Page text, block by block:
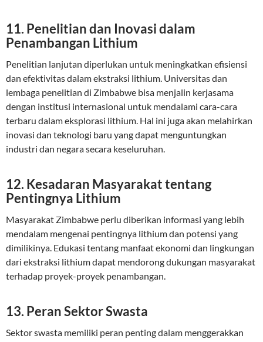
11. Penelitian dan Inovasi dalam
Penambangan Lithium
Penelitian lanjutan diperlukan untuk meningkatkan efisiensi
dan efektivitas dalam ekstraksi lithium. Universitas dan
lembaga penelitian di Zimbabwe bisa menjalin kerjasama
dengan institusi internasional untuk mendalami cara-cara
terbaru dalam eksplorasi lithium. Hal ini juga akan melahirkan
inovasi dan teknologi baru yang dapat menguntungkan
industri dan negara secara keseluruhan.
12. Kesadaran Masyarakat tentang
Pentingnya Lithium
Masyarakat Zimbabwe perlu diberikan informasi yang lebih
mendalam mengenai pentingnya lithium dan potensi yang
dimilikinya. Edukasi tentang manfaat ekonomi dan lingkungan
dari ekstraksi lithium dapat mendorong dukungan masyarakat
terhadap proyek-proyek penambangan.
13. Peran Sektor Swasta
Sektor swasta memiliki peran penting dalam menggerakkan